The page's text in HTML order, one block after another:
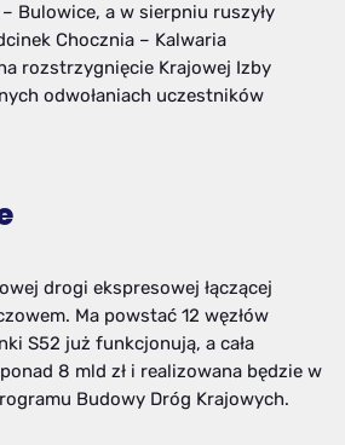
Bulowice, a w sierpniu ruszyły
Chocznia – Kalwaria
rozstrzygnięcie Krajowej Izby
odwołaniach uczestników
drogi ekspresowej łączącej
Ma powstać 12 węzłów
S52 już funkcjonują, a cała
8 mld zł i realizowana będzie w
Budowy Dróg Krajowych.